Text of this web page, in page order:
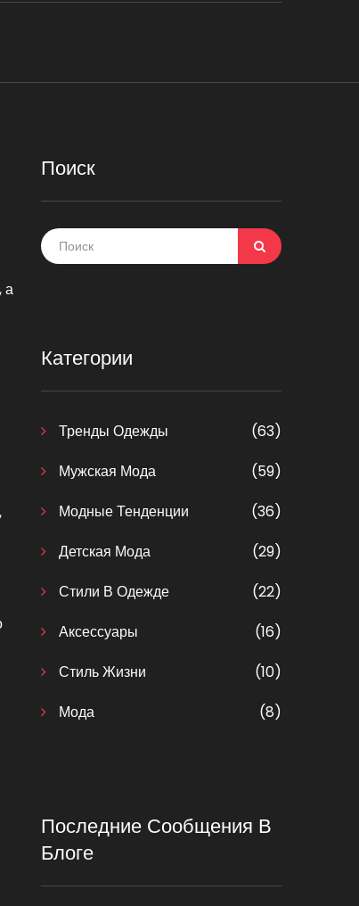
а
Поиск
Категории
Тренды Одежды
(63)
Мужская Мода
(59)
Модные Тенденции
(36)
Детская Мода
(29)
Стили В Одежде
(22)
Аксессуары
(16)
Стиль Жизни
(10)
Мода
(8)
Последние Сообщения В
Блоге